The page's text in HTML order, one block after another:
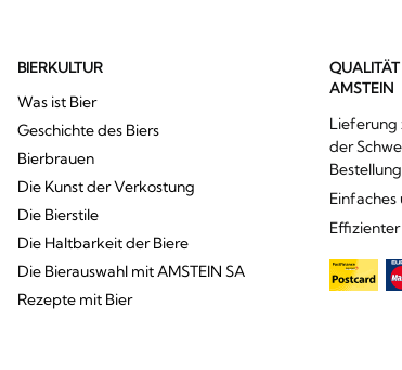
BIERKULTUR
Was ist Bier
Geschichte des Biers
Bierbrauen
Die Kunst der Verkostung
Die Bierstile
Die Haltbarkeit der Biere
Die Bierauswahl mit AMSTEIN SA
Rezepte mit Bier
AMSTEIN
Lieferung
der
Einfaches